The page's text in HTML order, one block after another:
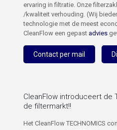
ervaring in filtratie. Onze
/kwaliteit verhouding. (Wij
technologie met de meest
CleanFlow een gepast advies
Contact per mail
CleanFlow introduceert de
de filtermarkt!!
Het CleanFlow TECHNOMICS